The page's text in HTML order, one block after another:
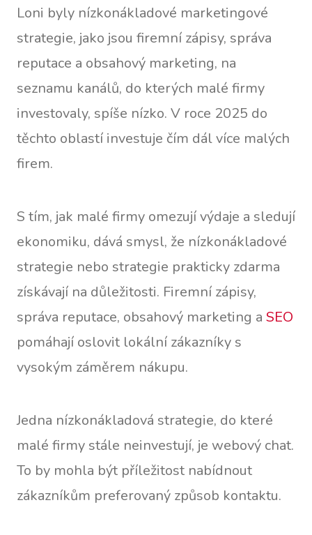
Loni byly nízkonákladové marketingové
strategie, jako jsou firemní zápisy, správa
reputace a obsahový marketing, na
seznamu kanálů, do kterých malé firmy
investovaly, spíše nízko. V roce 2025 do
těchto oblastí investuje čím dál více malých
firem.
S tím, jak malé firmy omezují výdaje a sledují
ekonomiku, dává smysl, že nízkonákladové
strategie nebo strategie prakticky zdarma
získávají na důležitosti. Firemní zápisy,
správa reputace, obsahový marketing a SEO
pomáhají oslovit lokální zákazníky s
vysokým záměrem nákupu.
Jedna nízkonákladová strategie, do které
malé firmy stále neinvestují, je webový chat.
To by mohla být příležitost nabídnout
zákazníkům preferovaný způsob kontaktu.